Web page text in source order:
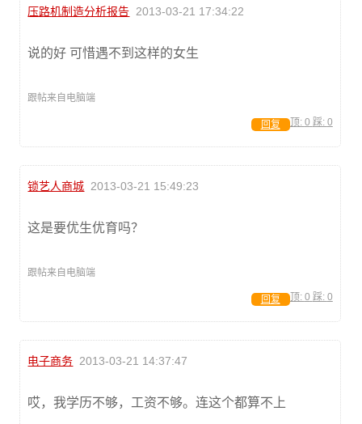
压路机制造分析报告 2013-03-21 17:34:22
说的好 可惜遇不到这样的女生
跟帖来自电脑端
顶: 0 踩: 0
回复
锁艺人商城 2013-03-21 15:49:23
这是要优生优育吗？
跟帖来自电脑端
顶: 0 踩: 0
回复
电子商务 2013-03-21 14:37:47
哎，我学历不够，工资不够。连这个都算不上